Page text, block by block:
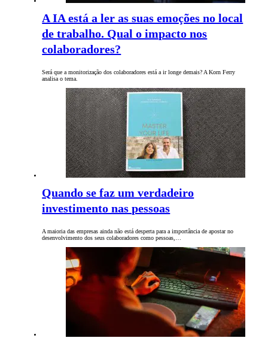
A IA está a ler as suas emoções no local
de trabalho. Qual o impacto nos
colaboradores?
Será que a monitorização dos colaboradores está a ir longe demais? A Korn Ferry
analisa o tema.
Quando se faz um verdadeiro
investimento nas pessoas
A maioria das empresas ainda não está desperta para a importância de apostar no
desenvolvimento dos seus colaboradores como pessoas,…